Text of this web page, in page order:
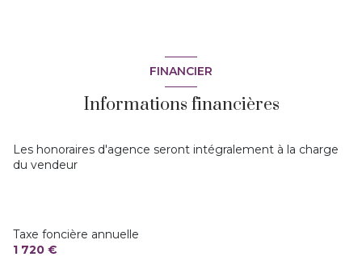
FINANCIER
Informations financières
Les honoraires d'agence seront intégralement à la charge
du vendeur
Taxe foncière annuelle
1 720 €